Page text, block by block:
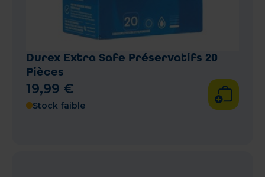
Durex Extra Safe Préservatifs 20
Pièces
19,99 €
Stock faible